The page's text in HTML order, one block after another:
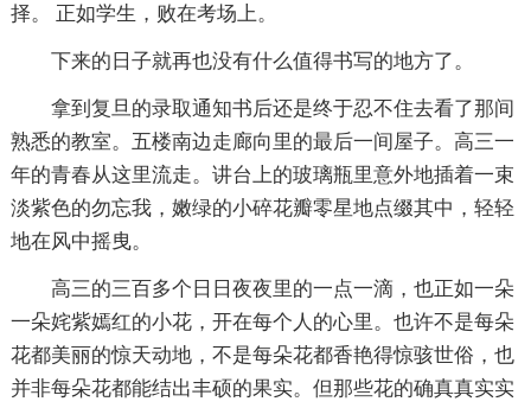
择。 正如学生，败在考场上。
下来的日子就再也没有什么值得书写的地方了。
拿到复旦的录取通知书后还是终于忍不住去看了那间
熟悉的教室。五楼南边走廊向里的最后一间屋子。高三一
年的青春从这里流走。讲台上的玻璃瓶里意外地插着一束
淡紫色的勿忘我，嫩绿的小碎花瓣零星地点缀其中，轻轻
地在风中摇曳。
高三的三百多个日日夜夜里的一点一滴，也正如一朵
一朵姹紫嫣红的小花，开在每个人的心里。也许不是每朵
花都美丽的惊天动地，不是每朵花都香艳得惊骇世俗，也
并非每朵花都能结出丰硕的果实。但那些花的确真真实实